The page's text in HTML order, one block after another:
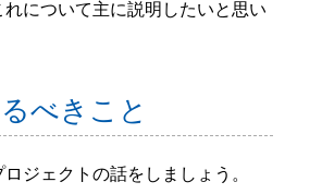
れについて主に説明したいと思い
べきこと
ジェクトの話をしましょう。